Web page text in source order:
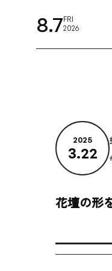
8.7FRI
2026
2025
3.22
花壇の形